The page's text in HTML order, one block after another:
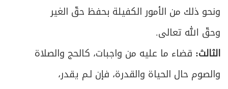
ونحو ذلك من الأمور الكفيلة بحفظ حقّ الغير
وحقّ الله تعالى.
الثالث: قضاء ما عليه من واجبات، كالحج والصلاة
والصوم حال الحياة والقدرة، فإن لـم يقدر،
ص
283 المبحث الثاني ـ تكبيرة الإحرام
ص
284 المبحث الثالث ـ القراءة والذكر
ص المبحث الرابع ـ الركوع